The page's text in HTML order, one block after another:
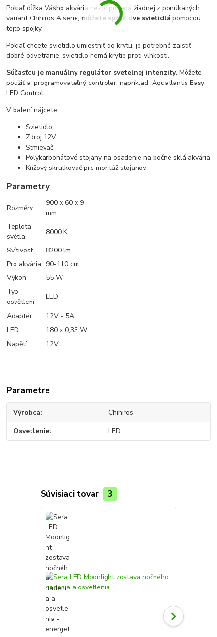
Pokiaľ dĺžka Vášho akvária nezodpovedá žiadnej z ponúkaných
variant Chihiros A serie, môžete spojiť dve svietidlá pomocou
tejto spojky.
Pokiaľ chcete svietidlo umiestniť do krytu, je potrebné zaistiť
dobré odvetranie, svietidlo nemá krytie proti vlhkosti.
Súčasťou je manuálny regulátor svetelnej intenzity. Môžete
použiť aj programovateľný controler, napríklad Aquatlantis Easy
LED Control
V balení nájdete:
Svietidlo
Zdroj 12V
Stmievač
Polykarbonátové stojany na osadenie na bočné sklá akvária
Krížový skrutkovač pre montáž stojanov
Parametry
Rozměry
900 x 60 x 9
mm
Teplota
světla
8000 K
Svítivost
8200 lm
Pro akvária
90-110 cm
Výkon
55 W
Typ
osvětlení
LED
Adaptér
12V - 5A
LED
180 x 0,33 W
Napětí
12V
Parametre
Výrobca Chihiros
Osvetlenie LED
Súvisiaci tovar 3